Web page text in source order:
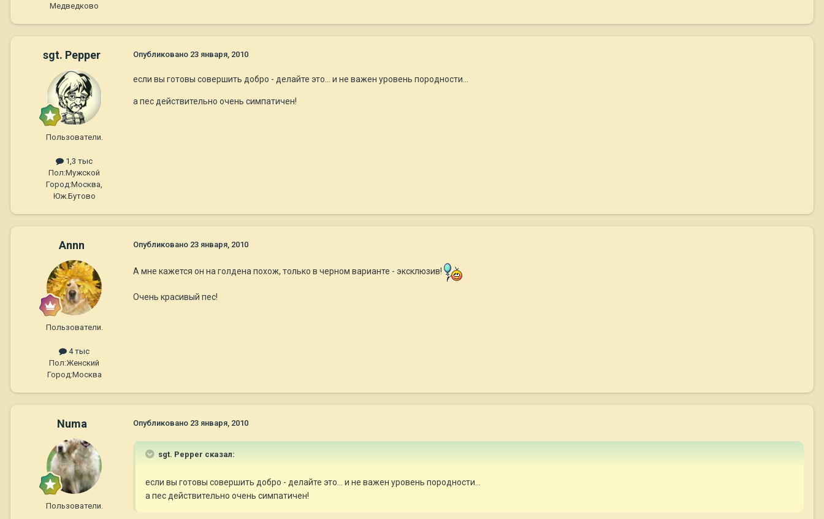
Медведково
sgt. Pepper
Пользователи.
1,3 тыс
Пол:Мужской
Город:Москва,
Юж.Бутово
Опубликовано 23 января, 2010
если вы готовы совершить добро - делайте это... и не важен уровень породности...
а пес действительно очень симпатичен!
Annn
Пользователи.
4 тыс
Пол:Женский
Город:Москва
Опубликовано 23 января, 2010
А мне кажется он на голдена похож, только в черном варианте - эксклюзив!
Очень красивый пес!
Numa
Пользователи.
Опубликовано 23 января, 2010
sgt. Pepper сказал:
если вы готовы совершить добро - делайте это... и не важен уровень породности...
а пес действительно очень симпатичен!